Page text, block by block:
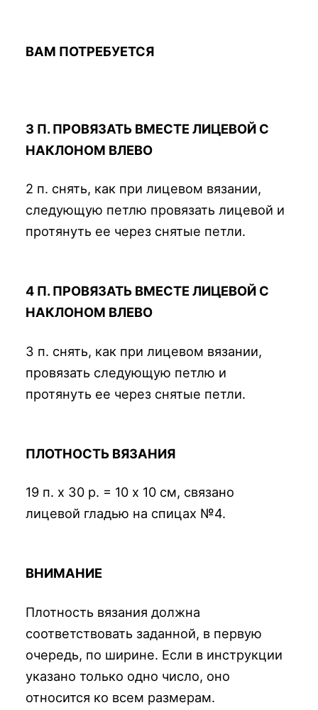
ВАМ ПОТРЕБУЕТСЯ
3 П. ПРОВЯЗАТЬ ВМЕСТЕ ЛИЦЕВОЙ С
НАКЛОНОМ ВЛЕВО
2 п. снять, как при лицевом вязании,
следующую петлю провязать лицевой и
протянуть ее через снятые петли.
4 П. ПРОВЯЗАТЬ ВМЕСТЕ ЛИЦЕВОЙ С
НАКЛОНОМ ВЛЕВО
3 п. снять, как при лицевом вязании,
провязать следующую петлю и
протянуть ее через снятые петли.
ПЛОТНОСТЬ ВЯЗАНИЯ
19 п. х 30 р. = 10 х 10 см, связано
лицевой гладью на спицах №4.
ВНИМАНИЕ
Плотность вязания должна
соответствовать заданной, в первую
очередь, по ширине. Если в инструкции
указано только одно число, оно
относится ко всем размерам.